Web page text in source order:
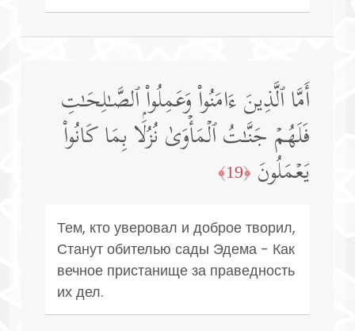
أَمَّا ٱلَّذِینَ ءَامَنُوا۟ وَعَمِلُوا۟ ٱلصَّـٰلِحَـٰتِ
فَلَهُمۡ جَنَّـٰتُ ٱلۡمَأۡوَىٰ نُزُلَۢا بِمَا كَانُوا۟
یَعۡمَلُونَ ﴿19﴾
Тем, кто уверовал и доброе творил,
Станут обителью сады Эдема - Как
вечное пристанище за праведность
их дел.